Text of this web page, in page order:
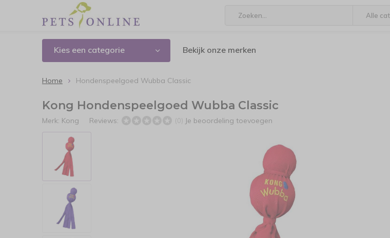
Kies een categorie Bekijk onze merken
Home Hondenspeelgoed Wubba Classic
Kong Hondenspeelgoed Wubba Classic
Merk: Kong Reviews: (0) Je beoordeling toevoegen